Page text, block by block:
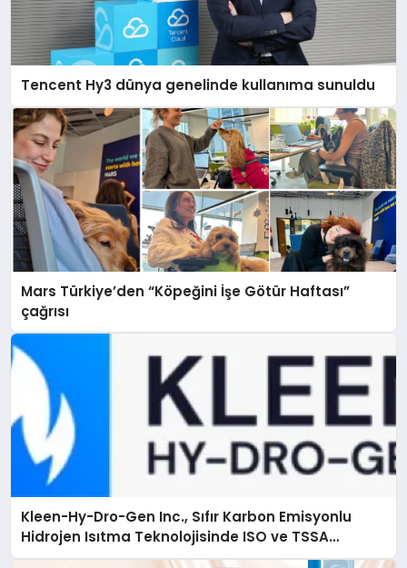
Tencent Hy3 dünya genelinde kullanıma sunuldu
Mars Türkiye’den “Köpeğini İşe Götür Haftası”
çağrısı
Kleen-Hy-Dro-Gen Inc., Sıfır Karbon Emisyonlu
Hidrojen Isıtma Teknolojisinde ISO ve TSSA
Düzenleyici Onaylarını Aldı